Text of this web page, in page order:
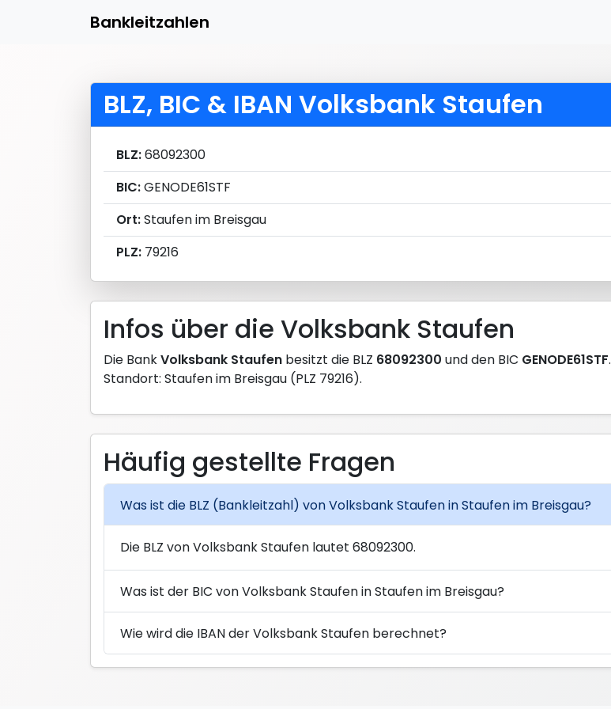
Bankleitzahlen
BLZ, BIC & IBAN Volksbank Staufen
BLZ:68092300
BIC:GENODE61STF
Ort:Staufen im Breisgau
PLZ: 79216
Infos über die Volksbank Staufen
Die BankVolksbank Staufen besitzt die BLZ 68092300 und den BIC GENODE61STF.
Standort: Staufen im Breisgau (PLZ 79216).
Häufig gestellte Fragen
Was ist die BLZ (Bankleitzahl) von Volksbank Staufen in Staufen im Breisgau?
Die BLZ von Volksbank Staufen lautet 68092300.
Was ist der BIC von Volksbank Staufen in Staufen im Breisgau?
Wie wird die IBAN der Volksbank Staufen berechnet?